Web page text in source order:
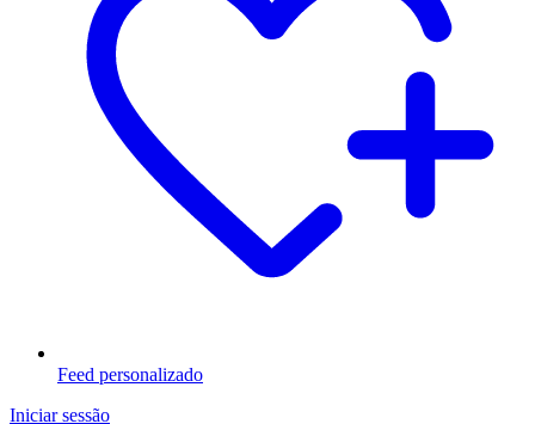
Feed personalizado
Iniciar sessão